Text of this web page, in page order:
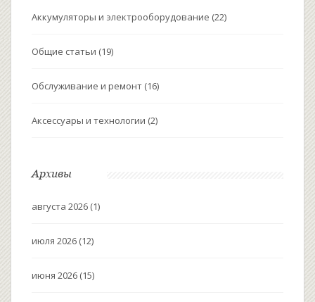
Аккумуляторы и электрооборудование (22)
Общие статьи (19)
Обслуживание и ремонт (16)
Аксессуары и технологии (2)
Архивы
августа 2026 (1)
июля 2026 (12)
июня 2026 (15)